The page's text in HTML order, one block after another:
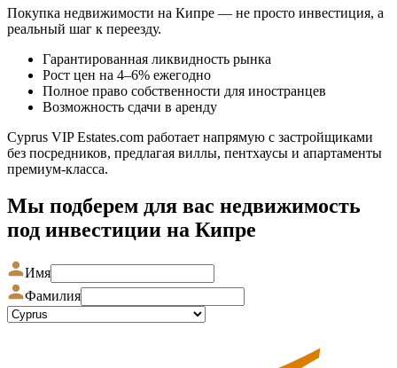
Покупка недвижимости на Кипре — не просто инвестиция, а
реальный шаг к переезду.
Гарантированная ликвидность рынка
Рост цен на 4–6% ежегодно
Полное право собственности для иностранцев
Возможность сдачи в аренду
Cyprus VIP Estates.com работает напрямую с застройщиками
без посредников, предлагая виллы, пентхаусы и апартаменты
премиум-класса.
Мы подберем для вас недвижимость
под инвестиции на Кипре
Имя
Фамилия